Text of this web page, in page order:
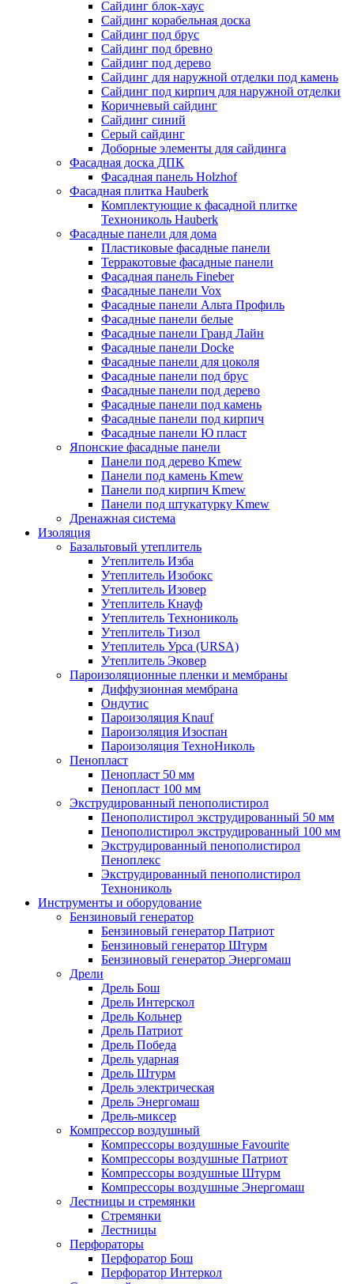
Сайдинг блок-хаус
Сайдинг корабельная доска
Сайдинг под брус
Сайдинг под бревно
Сайдинг под дерево
Сайдинг для наружной отделки под камень
Сайдинг под кирпич для наружной отделки
Коричневый сайдинг
Сайдинг синий
Серый сайдинг
Доборные элементы для сайдинга
Фасадная доска ДПК
Фасадная панель Holzhof
Фасадная плитка Hauberk
Комплектующие к фасадной плитке
Технониколь Hauberk
Фасадные панели для дома
Пластиковые фасадные панели
Терракотовые фасадные панели
Фасадная панель Fineber
Фасадные панели Vox
Фасадные панели Альта Профиль
Фасадные панели белые
Фасадные панели Гранд Лайн
Фасадные панели Docke
Фасадные панели для цоколя
Фасадные панели под брус
Фасадные панели под дерево
Фасадные панели под камень
Фасадные панели под кирпич
Фасадные панели Ю пласт
Японские фасадные панели
Панели под дерево Kmew
Панели под камень Kmew
Панели под кирпич Kmew
Панели под штукатурку Kmew
Дренажная система
Изоляция
Базальтовый утеплитель
Утеплитель Изба
Утеплитель Изобокс
Утеплитель Изовер
Утеплитель Кнауф
Утеплитель Технониколь
Утеплитель Тизол
Утеплитель Урса (URSA)
Утеплитель Эковер
Пароизоляционные пленки и мембраны
Диффузионная мембрана
Ондутис
Пароизоляция Knauf
Пароизоляция Изоспан
Пароизоляция ТехноНиколь
Пенопласт
Пенопласт 50 мм
Пенопласт 100 мм
Экструдированный пенополистирол
Пенополистирол экструдированный 50 мм
Пенополистирол экструдированный 100 мм
Экструдированный пенополистирол
Пеноплекс
Экструдированный пенополистирол
Технониколь
Инструменты и оборудование
Бензиновый генератор
Бензиновый генератор Патриот
Бензиновый генератор Штурм
Бензиновый генератор Энергомаш
Дрели
Дрель Бош
Дрель Интерскол
Дрель Кольнер
Дрель Патриот
Дрель Победа
Дрель ударная
Дрель Штурм
Дрель электрическая
Дрель Энергомаш
Дрель-миксер
Компрессор воздушный
Компрессоры воздушные Favourite
Компрессоры воздушные Патриот
Компрессоры воздушные Штурм
Компрессоры воздушные Энергомаш
Лестницы и стремянки
Стремянки
Лестницы
Перфораторы
Перфоратор Бош
Перфоратор Интеркол